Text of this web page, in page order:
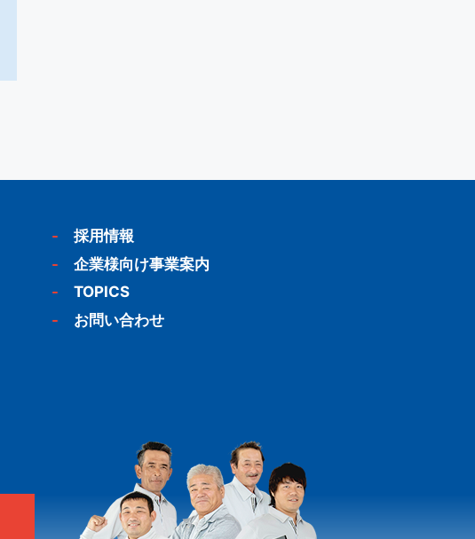
-
採用情報
-
企業様向け事業案内
-
TOPICS
-
お問い合わせ